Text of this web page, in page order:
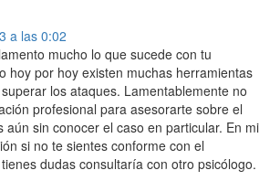
a las 0:02
mucho lo que sucede con tu
hoy por hoy existen muchas herramientas
los ataques. Lamentablemente no
profesional para asesorarte sobre el
aún sin conocer el caso en particular. En mi
si no te sientes conforme con el
dudas consultaría con otro psicólogo.